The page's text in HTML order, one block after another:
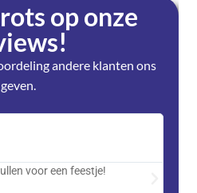
op onze
andere klanten ons
geven.
voor een feestje!